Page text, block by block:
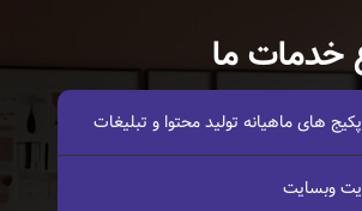
خدمات ما
های ماهیانه تولید محتوا و تبلیغات
وبسایت